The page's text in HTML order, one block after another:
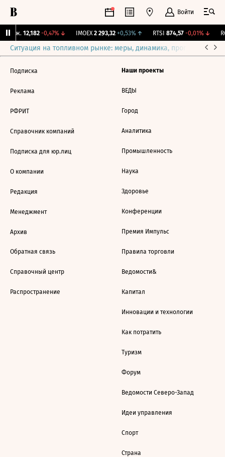
Войти
Бирж. 12,182 -0,47%↓ IMOEX 2 293,32 +0,53%↑ RTSI 874,57 -0,01%↓
Ситуация на топливном рынке: меры, динамика, прогнозы
Подписка
Реклама
РФРИТ
Справочник компаний
Подписка для юр.лиц
О компании
Редакция
Менеджмент
Архив
Обратная связь
Справочный центр
Распространение
Наши проекты
ВЕДЫ
Город
Аналитика
Промышленность
Наука
Здоровье
Конференции
Премия Импульс
Правила торговли
Ведомости&
Капитал
Инновации и технологии
Как потратить
Туризм
Форум
Ведомости Северо-Запад
Идеи управления
Спорт
Страна